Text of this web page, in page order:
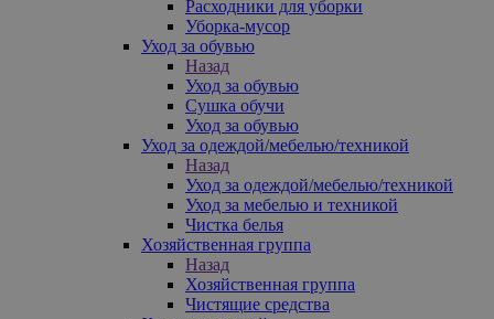
Расходники для уборки
Уборка-мусор
Уход за обувью
Назад
Уход за обувью
Сушка обучи
Уход за обувью
Уход за одеждой/мебелью/техникой
Назад
Уход за одеждой/мебелью/техникой
Уход за мебелью и техникой
Чистка белья
Хозяйственная группа
Назад
Хозяйственная группа
Чистящие средства